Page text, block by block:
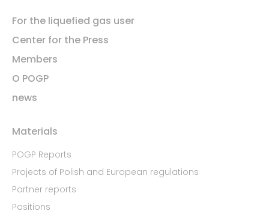
For the liquefied gas user
Center for the Press
Members
O POGP
news
Materials
POGP Reports
Projects of Polish and European regulations
Partner reports
Positions